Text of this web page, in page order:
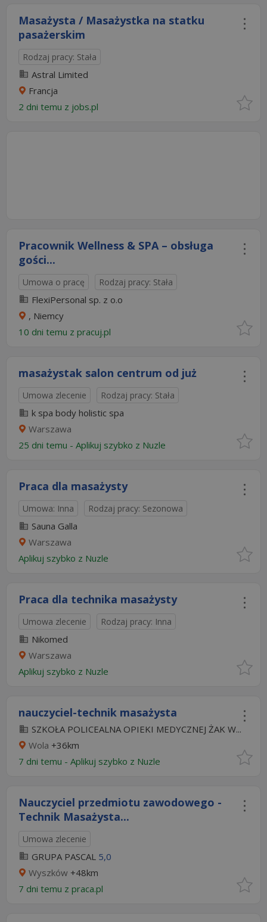
Masażysta / Masażystka na statku
pasażerskim
Rodzaj pracy: Stała
Astral Limited
Francja
2 dni temu z jobs.pl
Pracownik Wellness & SPA – obsługa
gości...
Umowa o pracę Rodzaj pracy: Stała
FlexiPersonal sp. z o.o
, Niemcy
10 dni temu z pracuj.pl
masażystak salon centrum od już
Umowa zlecenie Rodzaj pracy: Stała
k spa body holistic spa
Warszawa
25 dni temu - Aplikuj szybko z Nuzle
Praca dla masażysty
Umowa: Inna Rodzaj pracy: Sezonowa
Sauna Galla
Warszawa
Aplikuj szybko z Nuzle
Praca dla technika masażysty
Umowa zlecenie Rodzaj pracy: Inna
Nikomed
Warszawa
Aplikuj szybko z Nuzle
nauczyciel-technik masażysta
SZKOŁA POLICEALNA OPIEKI MEDYCZNEJ ŻAK W...
Wola +36km
7 dni temu - Aplikuj szybko z Nuzle
Nauczyciel przedmiotu zawodowego -
Technik Masażysta...
Umowa zlecenie
GRUPA PASCAL 5,0
Wyszków +48km
7 dni temu z praca.pl